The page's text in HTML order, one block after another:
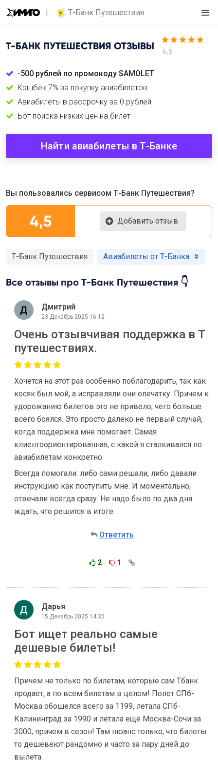
Т-Банк Путешествия
Т-БАНК ПУТЕШЕСТВИЯ ОТЗЫВЫ 4,5
-500 рублей по промокоду SAMOLET
Кэшбек 7% за покупку авиабилетов
Авиабилеты в рассрочку за 0 рублей
Бот поиска низких цен на билет
Найти авиабилеты в Т-Банке
Вы пользовались сервисом Т-Банк Путешествия?
4,5 Добавить отзыв
Т-Банк Путешествия Авиабилеты от Т-Банка
Все отзывы про Т-Банк Путешествия 👇
Дмитрий
23 Декабрь 2025 16:12
Очень отзывчивая поддержка в Т
путешествиях.
Хочется на этот раз особенно поблагодарить, так как
косяк был мой, а исправляли они опечатку. Причем к
удорожанию билетов это не привело, чего больше
всего боялся. Это просто далеко не первый случай,
когда поддержка мне помогает. Самая
клиентоориентированная, с какой я сталкивался по
авиабилетам конкретно.
Всегда помогали: либо сами решали, либо давали
инструкцию как поступить мне. И моментально,
отвечали всегда сразу. Не надо было по два дня
ждать, что решится в итоге.
Ответить
2 1
Дарья
15 Декабрь 2025 14:35
Бот ищет реально самые
дешевые билеты!
Причем не только по билетам, которые сам Тбанк
продает, а по всем билетам в целом! Полет СПб-
Москва обошелся всего за 1199, летала СПб-
Калининград за 1990 и летала еще Москва-Сочи за
3000, причем в сезон! Там нюанс только, что билеты
то дешевеют рандомно и часто за пару дней до
вылета.